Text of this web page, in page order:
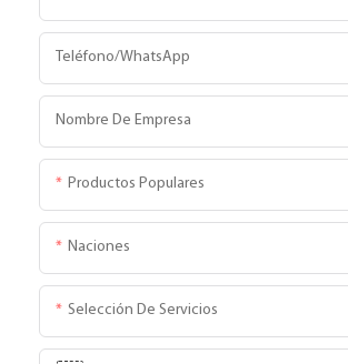
Teléfono/WhatsApp
Nombre De Empresa
Productos Populares
Naciones
Selección De Servicios